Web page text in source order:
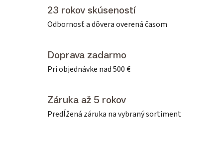
23 rokov skúseností
Odbornosť a dôvera overená časom
Doprava zadarmo
Pri objednávke nad 500 €
Záruka až 5 rokov
Predĺžená záruka na vybraný sortiment